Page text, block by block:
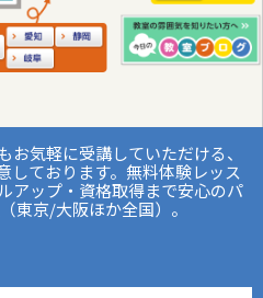
気軽に受講していただける、
しております。無料体験レッス
アップ・資格取得まで安心のパ
東京/大阪ほか全国）。